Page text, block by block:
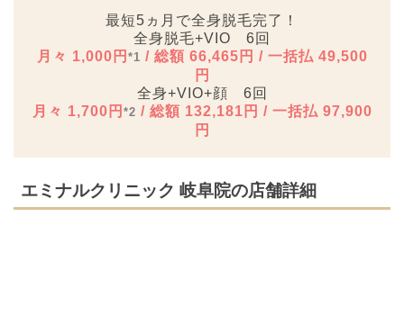
最短5ヵ月で全身脱毛完了！
全身脱毛+VIO 6回
月々 1,000円 *1 / 総額 66,465円 / 一括払 49,500
円
全身+VIO+顔 6回
月々 1,700円 *2 / 総額 132,181円 / 一括払 97,900
円
エミナルクリニック 岐阜院の店舗詳細